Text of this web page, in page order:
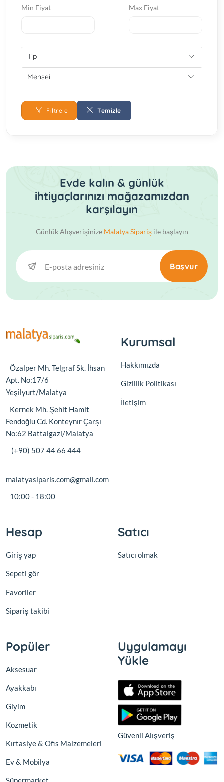
Min Fiyat Max Fiyat
Tip
Menşei
Filtrele Temizle
Evde kalın & günlük
ihtiyaçlarınızı mağazamızdan
karşılayın
Günlük Alışverişinize Malatya Siparişile başlayın
Başvur
Özalper Mh. Telgraf Sk. İhsan
Apt. No:17/6
Yeşilyurt/Malatya
Kernek Mh. Şehit Hamit
Fendoğlu Cd. Konteynır Çarşı
No:62 Battalgazi/Malatya
(+90) 507 44 66 444
malatyasiparis.com@gmail.com
10:00 - 18:00
Kurumsal
Hakkımızda
Gizlilik Politikası
İletişim
Hesap
Giriş yap
Sepeti gör
Favoriler
Sipariş takibi
Satıcı
Satıcı olmak
Popüler
Aksesuar
Ayakkabı
Giyim
Kozmetik
Kırtasiye & Ofis Malzemeleri
Ev & Mobilya
Uygulamayı
Yükle
Güvenli Alışveriş